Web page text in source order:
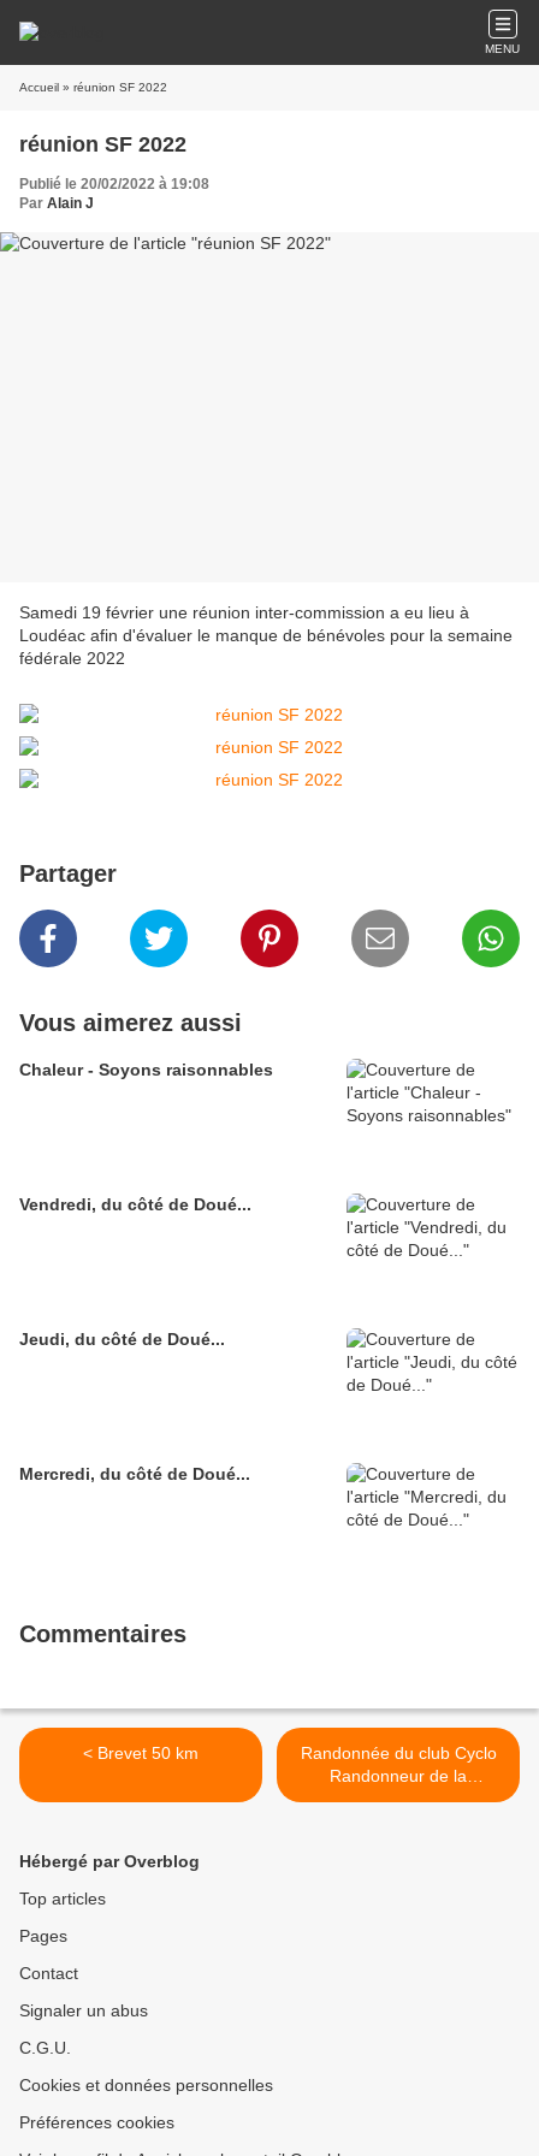
MENU
Accueil » réunion SF 2022
réunion SF 2022
Publié le 20/02/2022 à 19:08
Par Alain J
Samedi 19 février une réunion inter-commission a eu lieu à
Loudéac afin d'évaluer le manque de bénévoles pour la semaine
fédérale 2022
Partager
Vous aimerez aussi
Chaleur - Soyons raisonnables
Vendredi, du côté de Doué...
Jeudi, du côté de Doué...
Mercredi, du côté de Doué...
Commentaires
< Brevet 50 km
Randonnée du club Cyclo
Randonneur de la
Presqu'ile Castine >
Hébergé par Overblog
Top articles
Pages
Contact
Signaler un abus
C.G.U.
Cookies et données personnelles
Préférences cookies